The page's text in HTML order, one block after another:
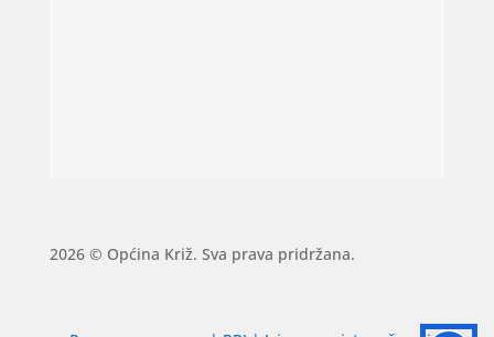
2026 © Općina Križ. Sva prava pridržana.